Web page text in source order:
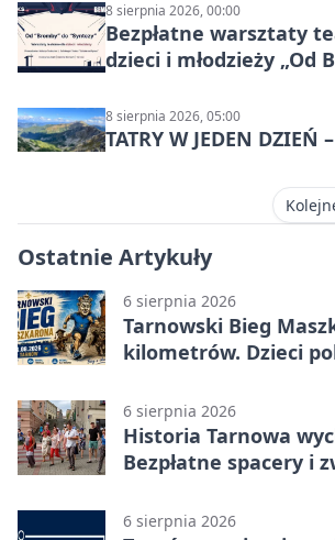
8 sierpnia 2026, 00:00
Bezpłatne warsztaty
dzieci i młodzieży „Od
8 sierpnia 2026, 05:00
TATRY W JEDEN
Ostatnie Artykuły
6 sierpnia 2026
Tarnowski Bieg
kilometrów. Dzieci
6 sierpnia 2026
Historia Tarnowa
Bezpłatne spacery i
6 sierpnia 2026